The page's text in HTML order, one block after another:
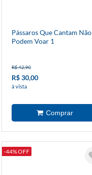
Pássaros Que Cantam Não
Podem Voar 1
R$ 42,90
R$ 30,00
à vista
-44% OFF